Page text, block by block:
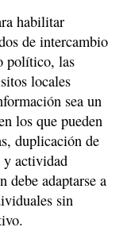
habilitar
de intercambio
político, las
locales
sea un
los que pueden
duplicación de
y actividad
adaptarse a
sin